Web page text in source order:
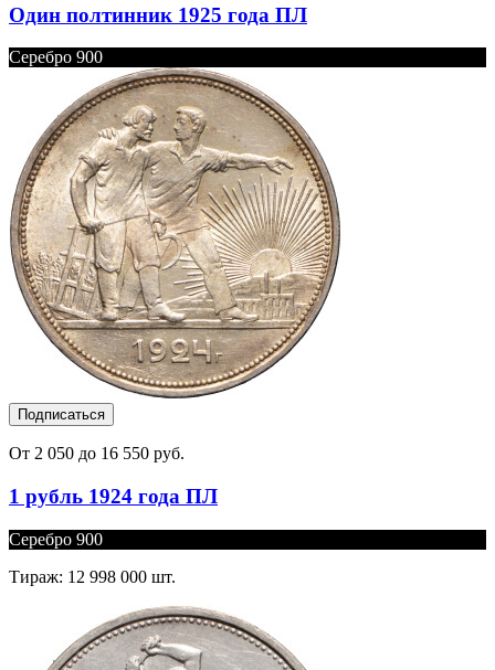
Один полтинник 1925 года ПЛ
Серебро 900
Подписаться
От 2 050 до 16 550 руб.
1 рубль 1924 года ПЛ
Серебро 900
Тираж: 12 998 000 шт.